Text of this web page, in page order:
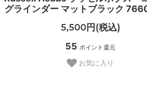
グラインダー マットブラック
5,500円(税込)
55 ポイント還元
お気に入り